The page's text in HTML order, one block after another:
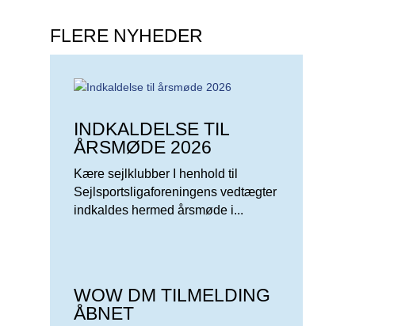
FLERE NYHEDER
INDKALDELSE TIL
ÅRSMØDE 2026
Kære sejlklubber I henhold til
Sejlsportsligaforeningens vedtægter
indkaldes hermed årsmøde i...
WOW DM TILMELDING
ÅBNET